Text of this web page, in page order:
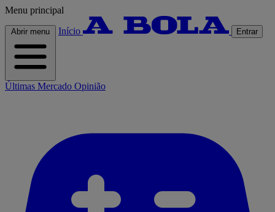
Menu principal
Abrir menu Início Entrar
Últimas Mercado Opinião